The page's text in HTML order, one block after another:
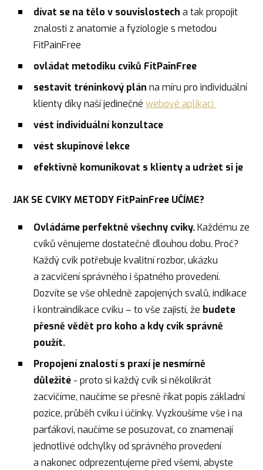
dívat se na tělo v souvislostecha tak propojit
znalosti z anatomie a fyziologie s metodou
FitPainFree
ovládat metodiku cviků FitPainFree
sestavit tréninkový plán na míru pro individuální
klienty díky naší jedinečnéwebové aplikaci
vést individuální konzultace
vést skupinové lekce
efektivně komunikovat s klienty a udržet si je
JAK SE CVIKY METODY FitPainFree UČÍME?
Ovládáme perfektně všechny cviky.Každému ze
cviků věnujeme dostatečně dlouhou dobu. Proč?
Každý cvik potřebuje kvalitní rozbor, ukázku
a zacvičení správného i špatného provedení.
Dozvíte se vše ohledně zapojených svalů, indikace
i kontraindikace cviku – to vše zajistí, že budete
přesně vědět pro koho a kdy cvik správně
použít.
Propojení znalostí s praxí je nesmírně
důležité - proto si každý cvik si několikrát
zacvičíme, naučíme se přesně říkat popis základní
pozice, průběh cviku i účinky. Vyzkoušíme vše i na
parťákovi, naučíme se posuzovat, co znamenají
jednotlivé odchylky od správného provedení
a nakonec odprezentujeme před všemi, abyste